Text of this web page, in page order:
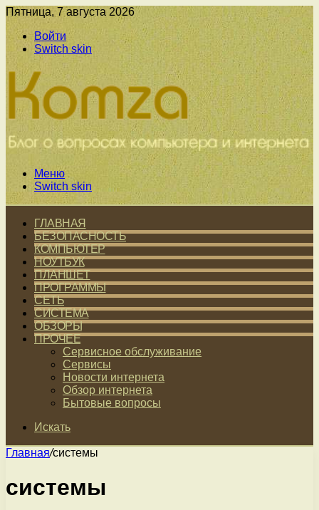
Пятница, 7 августа 2026
Войти
Switch skin
Меню
Switch skin
ГЛАВНАЯ
БЕЗОПАСНОСТЬ
КОМПЬЮТЕР
НОУТБУК
ПЛАНШЕТ
ПРОГРАММЫ
СЕТЬ
СИСТЕМА
ОБЗОРЫ
ПРОЧЕЕ
Сервисное обслуживание
Сервисы
Новости интернета
Обзор интернета
Бытовые вопросы
Искать
Главная/системы
системы